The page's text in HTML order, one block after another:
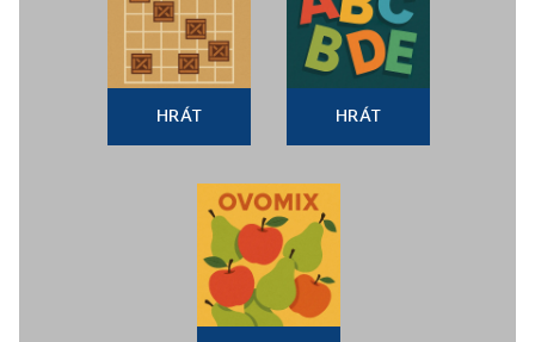
HRÁT HRÁT